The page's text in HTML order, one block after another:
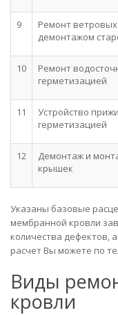
9
Ремонт ветровых
демонтажом
10
Ремонт
герметизацией
11
Устройство
герметизацией
12
Демонтаж и
крышек
Указаны базовые
мембранной кровли
количества дефектов,
расчет Вы можете по
Виды
кровли